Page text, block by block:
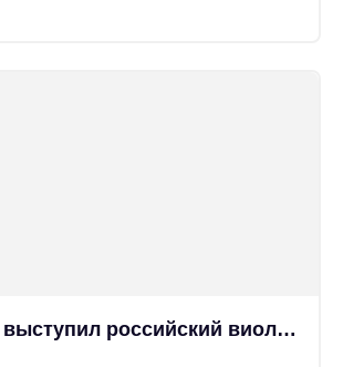
В Луганске выступил российский виолончелист Глеб Степанов